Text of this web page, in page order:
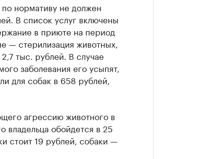
нормативу не должен
В список услуг включены
в приюте на период
— стерилизация животных,
тыс. рублей. В случае
заболевания его усыпят,
для собак в 658 рублей,
агрессию животного в
владельца обойдется в 25
стоит 19 рублей, собаки —